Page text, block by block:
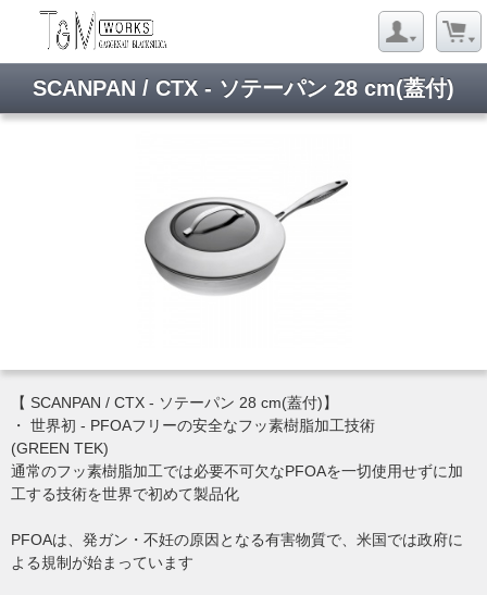
SCANPAN / CTX - ソテーパン 28 cm(蓋付)
【 SCANPAN / CTX - ソテーパン 28 cm(蓋付)】
・ 世界初 - PFOAフリーの安全なフッ素樹脂加工技術
(GREEN TEK)
通常のフッ素樹脂加工では必要不可欠なPFOAを一切使用せずに加
工する技術を世界で初めて製品化
PFOAは、発ガン・不妊の原因となる有害物質で、米国では政府に
よる規制が始まっています